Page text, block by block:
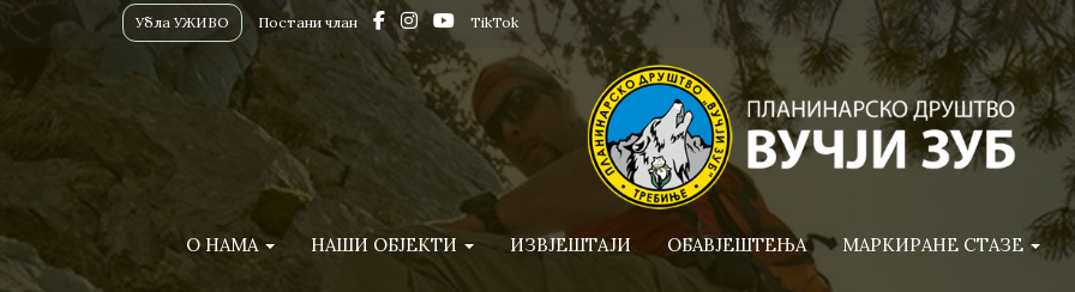
Убла УЖИВО Постани члан TikTok
О НАМА НАШИ ОБЈЕКТИ ИЗВЈЕШТАЈИ ОБАВЈЕШТЕЊА МАРКИРАНЕ СТАЗЕ